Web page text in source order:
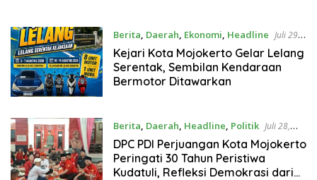
Berita, Daerah, Ekonomi, Headline Juli 29,
2026
Kejari Kota Mojokerto Gelar Lelang
Serentak, Sembilan Kendaraan
Bermotor Ditawarkan
Berita, Daerah, Headline, Politik Juli 28,
2026
DPC PDI Perjuangan Kota Mojokerto
Peringati 30 Tahun Peristiwa
Kudatuli, Refleksi Demokrasi dari